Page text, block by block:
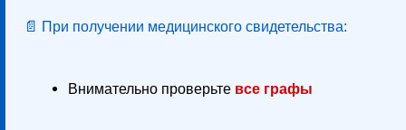
📄 При получении медицинского свидетельства:
Внимательно проверьте все графы